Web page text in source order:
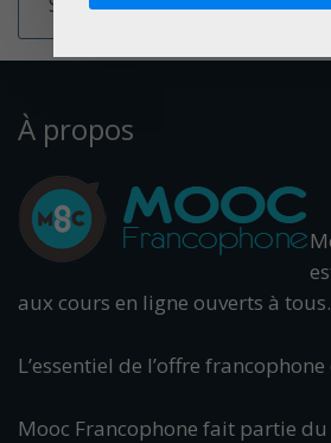
À propos
aux cours en ligne ouverts à tous.
L’essentiel de l’offre
Mooc Francophone fait partie du